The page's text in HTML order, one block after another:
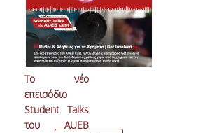
αντικείμενο
"Οργάνωση
και Διοίκηση
Πωλήσεων"
17-02-2026
To νέο
επεισόδιο
Student Talks
του AUEB